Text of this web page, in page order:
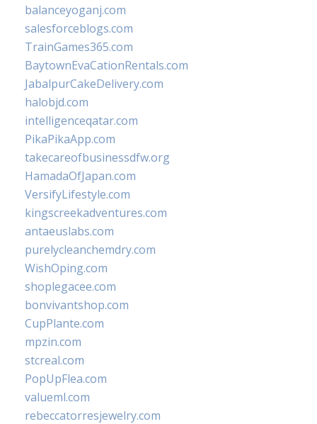
balanceyoganj.com
salesforceblogs.com
TrainGames365.com
BaytownEvaCationRentals.com
JabalpurCakeDelivery.com
halobjd.com
intelligenceqatar.com
PikaPikaApp.com
takecareofbusinessdfw.org
HamadaOfJapan.com
VersifyLifestyle.com
kingscreekadventures.com
antaeuslabs.com
purelycleanchemdry.com
WishOping.com
shoplegacee.com
bonvivantshop.com
CupPlante.com
mpzin.com
stcreal.com
PopUpFlea.com
valueml.com
rebeccatorresjewelry.com